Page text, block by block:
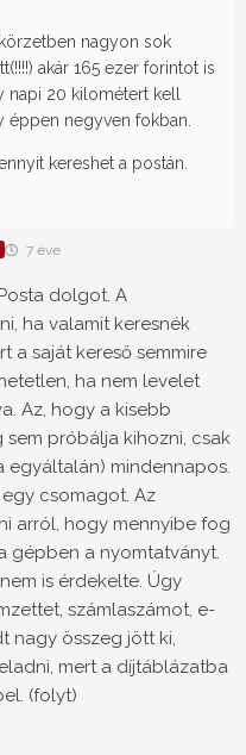
nagyon sok
akár 165 ezer forintot is
napi 20 kilométert kell
negyven fokban.
kereshet a postán.
7 éve
dolgot. A
ha valamit keresnék
a saját kereső semmire
ha nem levelet
Az, hogy a kisebb
próbálja kihozni, csak
egyáltalán) mindennapos.
csomagot. Az
arról, hogy mennyibe fog
gépben a nyomtatványt.
is érdekelte. Úgy
számlaszámot, e-
nagy összeg jött ki,
mert a díjtáblázatba
(folyt)